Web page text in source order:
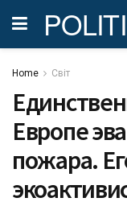
Home Світ
Европе
пожара.